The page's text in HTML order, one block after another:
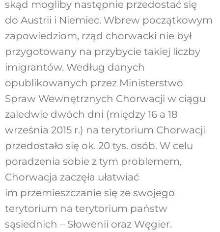
skąd mogliby następnie przedostać się
do Austrii i Niemiec. Wbrew początkowym
zapowiedziom, rząd chorwacki nie był
przygotowany na przybycie takiej liczby
imigrantów. Według danych
opublikowanych przez Ministerstwo
Spraw Wewnętrznych Chorwacji w ciągu
zaledwie dwóch dni (między 16 a 18
września 2015 r.) na terytorium Chorwacji
przedostało się ok. 20 tys. osób. W celu
poradzenia sobie z tym problemem,
Chorwacja zaczęła ułatwiać
im przemieszczanie się ze swojego
terytorium na terytorium państw
sąsiednich – Słowenii oraz Węgier.